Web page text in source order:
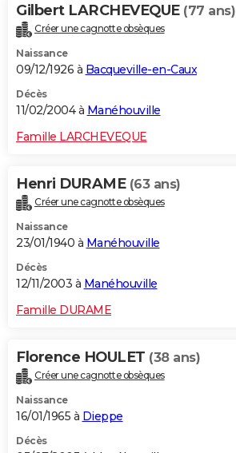
Gilbert LARCHEVEQUE (77 ans)
Créer une cagnotte obsèques
Naissance
09/12/1926 à Bacqueville-en-Caux
Décès
11/02/2004 à Manéhouville
Famille LARCHEVEQUE
Henri DURAME (63 ans)
Créer une cagnotte obsèques
Naissance
23/01/1940 à Manéhouville
Décès
12/11/2003 à Manéhouville
Famille DURAME
Florence HOULET (38 ans)
Créer une cagnotte obsèques
Naissance
16/01/1965 à Dieppe
Décès